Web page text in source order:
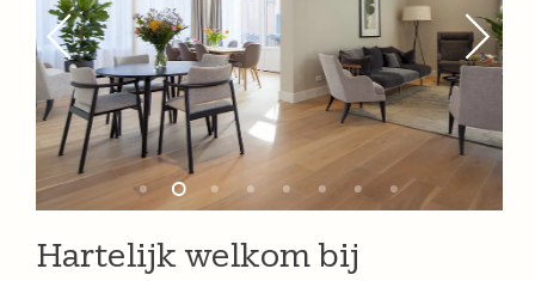
Hartelijk welkom bij